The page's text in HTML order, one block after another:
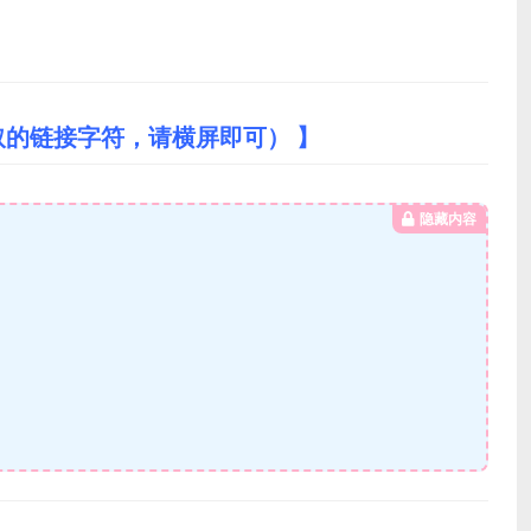
链接字符，请横屏即可） 】
隐藏内容